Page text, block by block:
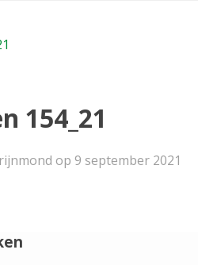
154_21
op 9 september 2021